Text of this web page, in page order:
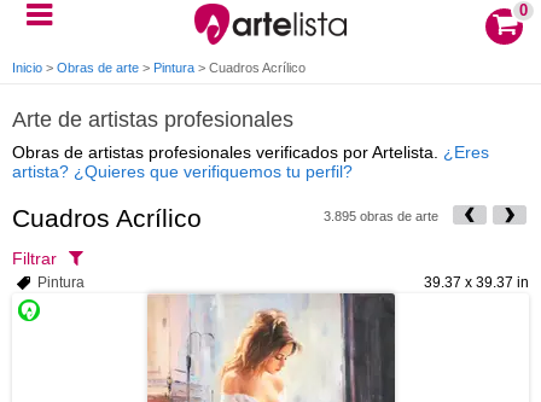
0
Inicio > Obras de arte > Pintura > Cuadros Acrílico
Arte de artistas profesionales
Obras de artistas profesionales verificados por Artelista. ¿Eres
artista? ¿Quieres que verifiquemos tu perfil?
Cuadros Acrílico 3.895 obras de arte
Filtrar
39.37 x 39.37 in
Pintura